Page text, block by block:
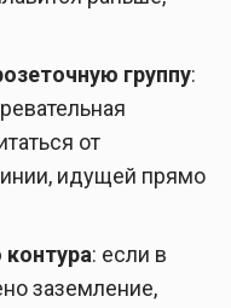
группу:
от
идущей прямо
: если в
заземление,